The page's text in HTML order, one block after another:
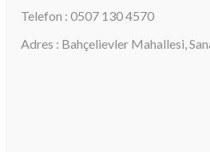
Telefon : 0507 130 4570
Adres : Bahçelievler Mahallesi,